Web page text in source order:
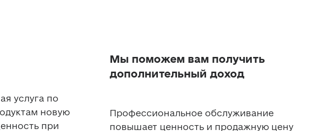
услуга по
новую
при
Мы поможем вам получить
дополнительный доход
Профессиональное обслуживание
повышает ценность и продажную цену